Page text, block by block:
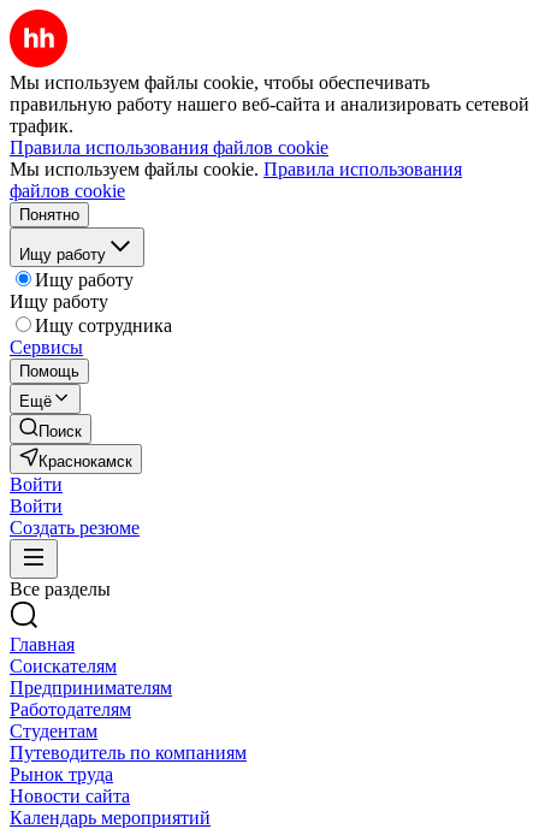
Мы используем файлы cookie, чтобы обеспечивать
правильную работу нашего веб-сайта и анализировать сетевой
трафик.
Правила использования файлов cookie
Мы используем файлы cookie. Правила использования
файлов cookie
Понятно
Ищу работу
Ищу работу
Ищу работу
Ищу сотрудника
Сервисы
Помощь
Ещё
Поиск
Краснокамск
Войти
Войти
Создать резюме
Все разделы
Главная
Соискателям
Предпринимателям
Работодателям
Студентам
Путеводитель по компаниям
Рынок труда
Новости сайта
Календарь мероприятий